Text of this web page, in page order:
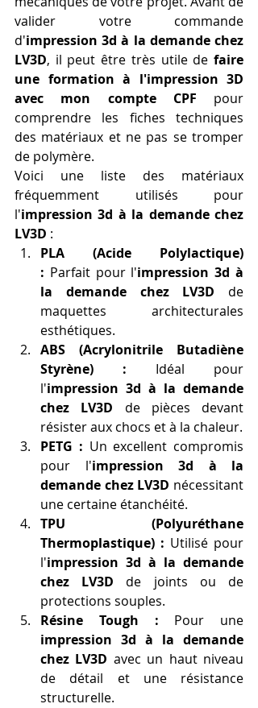
valider votre commande
d'impression 3d à la demande chez
LV3D, il peut être très utile de faire
une formation à l'impression 3D
avec mon compte CPF pour
comprendre les fiches techniques
des matériaux et ne pas se tromper
de polymère.
Voici une liste des matériaux
fréquemment utilisés pour
l'impression 3d à la demande chez
LV3D :
PLA (Acide Polylactique)
: Parfait pour l'impression 3d à
la demande chez LV3D de
maquettes architecturales
esthétiques.
ABS (Acrylonitrile Butadiène
Styrène) : Idéal pour
l'impression 3d à la demande
chez LV3D de pièces devant
résister aux chocs et à la chaleur.
PETG : Un excellent compromis
pour l'impression 3d à la
demande chez LV3D nécessitant
une certaine étanchéité.
TPU (Polyuréthane
Thermoplastique) : Utilisé pour
l'impression 3d à la demande
chez LV3D de joints ou de
protections souples.
Résine Tough :
impression 3d à la demande
chez LV3D avec un haut niveau
de détail et une résistance
structurelle.